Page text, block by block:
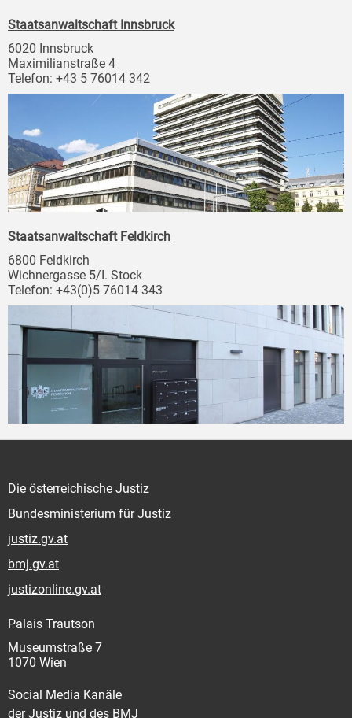
Staatsanwaltschaft Innsbruck
6020 Innsbruck
Maximilianstraße 4
Telefon: +43 5 76014 342
Staatsanwaltschaft Feldkirch
6800 Feldkirch
Wichnergasse 5/I. Stock
Telefon: +43(0)5 76014 343
Die österreichische Justiz
Bundesministerium für Justiz
justiz.gv.at
bmj.gv.at
justizonline.gv.at
Palais Trautson
Museumstraße 7
1070 Wien
Social Media Kanäle
der Justiz und des BMJ